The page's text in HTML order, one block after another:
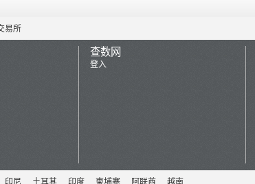
易所
查数网
登入
印尼 土耳其 印度 柬埔寨 阿联酋 越南